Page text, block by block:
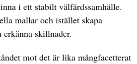
i ett stabilt välfärdssamhälle.
mallar och istället skapa
skillnader.
mot det är lika mångfacetterat